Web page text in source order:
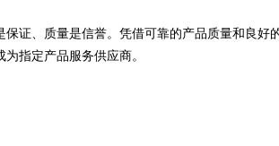
证、质量是信誉。凭借可靠的产品质量和良好
指定产品服务供应商。